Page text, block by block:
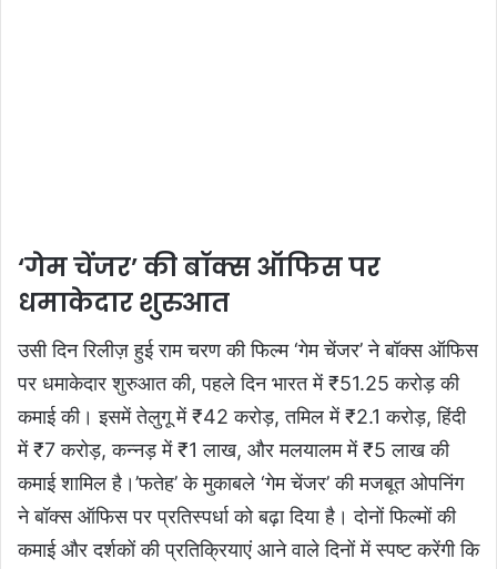
‘गेम चेंजर’ की बॉक्स ऑफिस पर
धमाकेदार शुरुआत
उसी दिन रिलीज़ हुई राम चरण की फिल्म ‘गेम चेंजर’ ने बॉक्स ऑफिस
पर धमाकेदार शुरुआत की, पहले दिन भारत में ₹51.25 करोड़ की
कमाई की। इसमें तेलुगू में ₹42 करोड़, तमिल में ₹2.1 करोड़, हिंदी
में ₹7 करोड़, कन्नड़ में ₹1 लाख, और मलयालम में ₹5 लाख की
कमाई शामिल है।’फतेह’ के मुकाबले ‘गेम चेंजर’ की मजबूत ओपनिंग
ने बॉक्स ऑफिस पर प्रतिस्पर्धा को बढ़ा दिया है। दोनों फिल्मों की
कमाई और दर्शकों की प्रतिक्रियाएं आने वाले दिनों में स्पष्ट करेंगी कि